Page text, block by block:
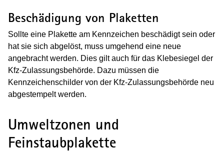
Beschädigung von Plaketten
Sollte eine Plakette am Kennzeichen beschädigt sein oder
hat sie sich abgelöst, muss umgehend eine neue
angebracht werden. Dies gilt auch für das Klebesiegel der
Kfz-Zulassungsbehörde. Dazu müssen die
Kennzeichenschilder von der Kfz-Zulassungsbehörde neu
abgestempelt werden.
Umweltzonen und
Feinstaubplakette